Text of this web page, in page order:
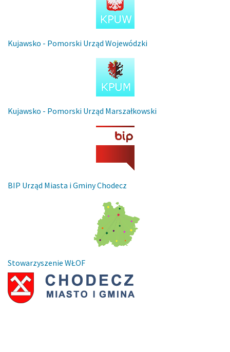
Kujawsko - Pomorski Urząd Wojewódzki
Kujawsko - Pomorski Urząd Marszałkowski
BIP Urząd Miasta i Gminy Chodecz
Stowarzyszenie WŁOF